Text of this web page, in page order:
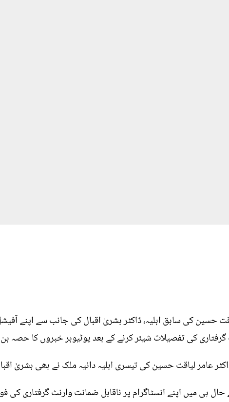
حسین کی سابق اہلیہ، ڈاکٹر بشریٰ اقبال کی جانب سے اپنے
کی تفصیلات شیئر کرنے کے بعد یوٹیوبر خبروں کا حصہ
عامر لیاقت حسین کی تیسری اہلیہ دانیہ ملک نے بھی بشریٰ
حال ہی میں اپنے انسٹاگرام پر ناقابل ضمانت وارنٹ گرفتاری کی